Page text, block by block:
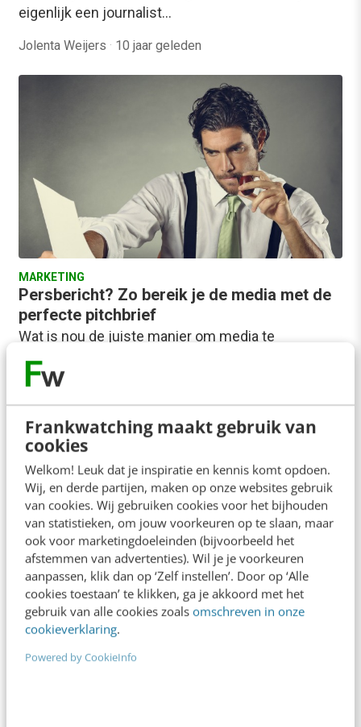
Frankwatching maakt gebruik van
cookies
Welkom! Leuk dat je inspiratie en kennis komt opdoen.
Wij, en derde partijen, maken op onze websites gebruik
van cookies. Wij gebruiken cookies voor het bijhouden
van statistieken, om jouw voorkeuren op te slaan, maar
ook voor marketingdoeleinden (bijvoorbeeld het
afstemmen van advertenties). Wil je je voorkeuren
aanpassen, klik dan op ‘Zelf instellen’. Door op ‘Alle
cookies toestaan’ te klikken, ga je akkoord met het
gebruik van alle cookies zoals omschreven in onze
cookieverklaring.
Powered by CookieInfo
eigenlijk een journalist…
Jolenta Weijers · 10 jaar geleden
MARKETING
Persbericht? Zo bereik je de media met de
perfecte pitchbrief
Wat is nou de juiste manier om media te
benaderen? Een massamail sturen naar je gehele
adressenlijst? De pers wordt tegenwoordig
overladen…
Linda Wijnen· 10 jaar geleden
MARKETING